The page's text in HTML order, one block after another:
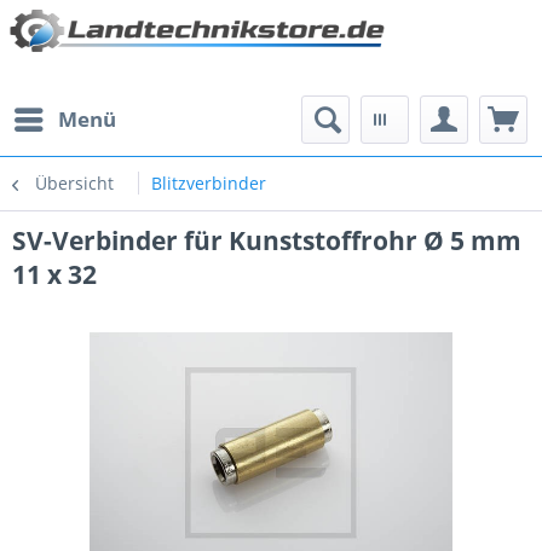
Menü
Übersicht Blitzverbinder
SV-Verbinder für Kunststoffrohr Ø 5 mm
11 x 32